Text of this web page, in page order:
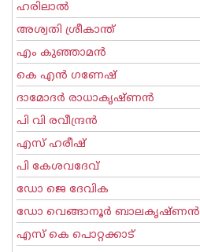
ഹരിലാല്‍
അശ്വതി ശ്രീകാന്ത്
എം കുഞ്ഞാമന്‍
കെ എന്‍ ഗണേഷ്
ദാമോദർ രാധാകൃഷ്ണൻ
പി വി രവീന്ദ്രന്‍
എസ് ഹരീഷ്
പി കേശവദേവ്‌
ഡോ ജെ ദേവിക
ഡോ വെങ്ങാനൂര്‍ ബാലകൃഷ്ണന്‍
എസ്‌ കെ പൊറ്റക്കാട്‌